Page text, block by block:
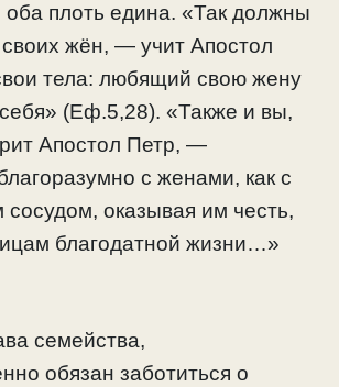
плоть едина. «Так должны
жён, — учит Апостол
тела: любящий свою жену
(Еф.5,28). «Также и вы,
Апостол Петр, —
с женами, как с
оказывая им честь,
благодатной жизни…»
семейства,
обязан заботиться о